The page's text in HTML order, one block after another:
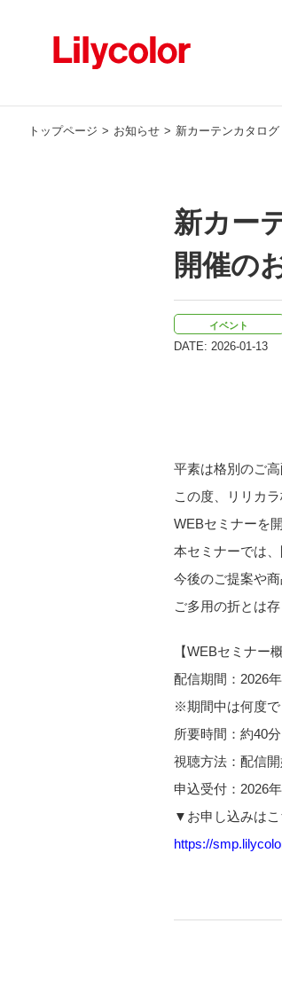
トップページ お知らせ 新カーテンカタロ
新カー
開催の
イベント
DATE: 2026-01-13
平素は格別のご
この度、リリカ
WEBセミナーを
本セミナーでは
今後のご提案や
ご多用の折とは
【WEBセミナー概
配信期間：2026
※期間中は何度で
所要時間：約40分
視聴方法：配信
申込受付：2026
▼お申し込みはこ
https://